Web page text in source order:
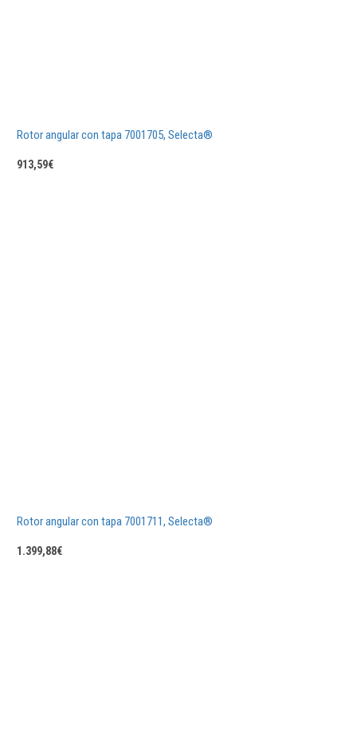
Rotor angular con tapa 7001705, Selecta®
913,59€
Rotor angular con tapa 7001711, Selecta®
1.399,88€